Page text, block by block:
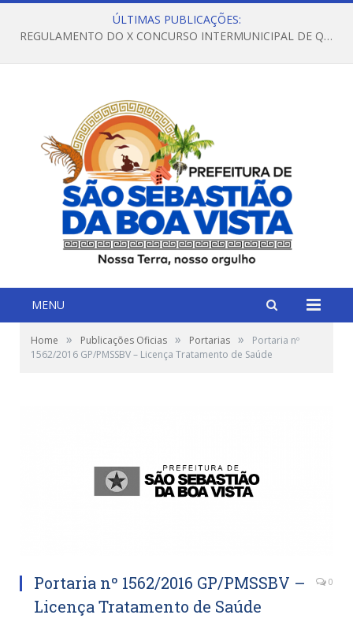
ÚLTIMAS PUBLICAÇÕES:
REGULAMENTO DO X CONCURSO INTERMUNICIPAL DE QUADRILHAS JUNINAS – 2026 – ARRAIÁ DA VENEZA
MENU
Home » Publicações Oficias » Portarias »
Portaria nº
1562/2016 GP/PMSSBV – Licença Tratamento de Saúde
Portaria nº 1562/2016 GP/PMSSBV –
Licença Tratamento de Saúde
0